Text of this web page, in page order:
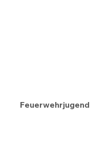
Feuerwehrjugend